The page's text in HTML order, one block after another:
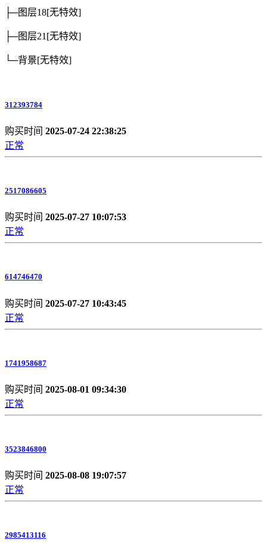
├─图层18[无特效]
├─图层21[无特效]
└─背景[无特效]
312393784
购买时间 2025-07-24 22:38:25
正常
2517086605
购买时间 2025-07-27 10:07:53
正常
614746470
购买时间 2025-07-27 10:43:45
正常
1741958687
购买时间 2025-08-01 09:34:30
正常
3523846800
购买时间 2025-08-08 19:07:57
正常
2985413116